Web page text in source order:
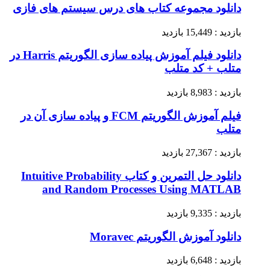
دانلود مجموعه کتاب های درس سیستم های فازی
بازدید : 15,449 بازدید
دانلود فیلم آموزش پیاده سازی الگوریتم Harris در
متلب + کد متلب
بازدید : 8,983 بازدید
فیلم آموزش الگوریتم FCM و پیاده سازی آن در
متلب
بازدید : 27,367 بازدید
دانلود حل التمرین و کتاب Intuitive Probability
and Random Processes Using MATLAB
بازدید : 9,335 بازدید
دانلود آموزش الگوریتم Moravec
بازدید : 6,648 بازدید